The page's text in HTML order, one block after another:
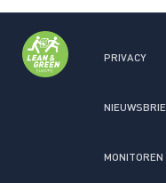
PRIVACY
MONITOREN